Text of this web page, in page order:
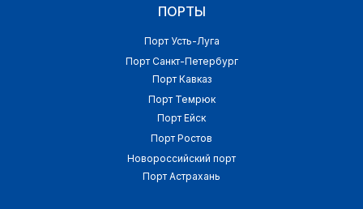
ПОРТЫ
Порт Усть-Луга
Порт Санкт-Петербург
Порт Кавказ
Порт Темрюк
Порт Ейск
Порт Ростов
Новороссийский порт
Порт Астрахань